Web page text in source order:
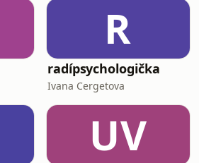
R
radípsychologička
Ivana Cergetova
UV